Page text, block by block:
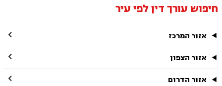
חיפוש עורך דין לפי עיר
אזור המרכז 
אזור הצפון 
אזור הדרום 